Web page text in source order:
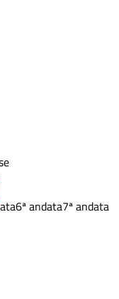
6ª andata7ª andata